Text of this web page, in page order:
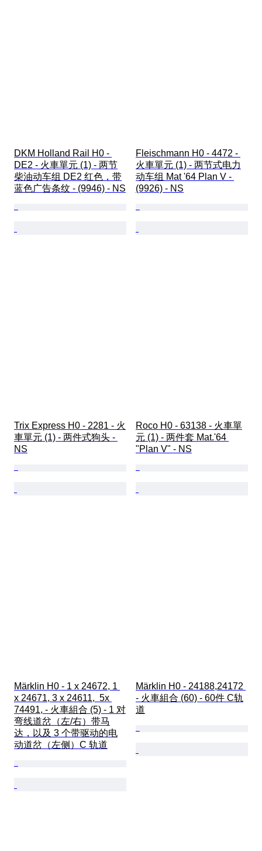
DKM Holland Rail H0 -
DE2 - 火車單元 (1) - 两节
柴油动车组 DE2 红色，带
蓝色广告条纹 - (9946) - NS
Fleischmann H0 - 4472 -
火車單元 (1) - 两节式电力
动车组 Mat '64 Plan V -
(9926) - NS
Trix Express H0 - 2281 - 火
車單元 (1) - 两件式狗头 -
NS
Roco H0 - 63138 - 火車單
元 (1) - 两件套 Mat.'64
"Plan V" - NS
Märklin H0 - 1 x 24672, 1
x 24671, 3 x 24611,  5x
74491, - 火車組合 (5) - 1 对
弯线道岔（左/右）带马
达，以及 3 个带驱动的电
动道岔（左侧）C 轨道
Märklin H0 - 24188,24172
- 火車組合 (60) - 60件 C轨
道